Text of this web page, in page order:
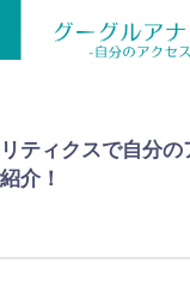
ティクスで自分の
介！